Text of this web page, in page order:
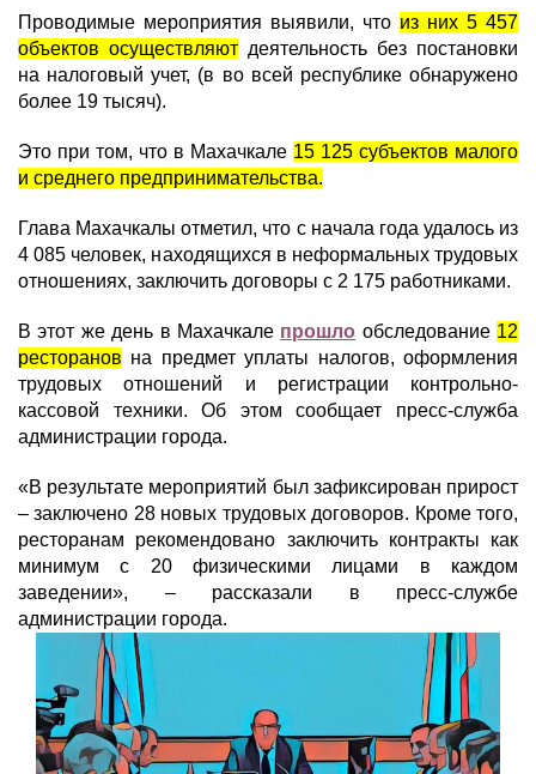
Проводимые мероприятия выявили, что из них 5 457
объектов осуществляют деятельность без постановки
на налоговый учет, (в во всей республике обнаружено
более 19 тысяч).
Это при том, что в Махачкале 15 125 субъектов малого
и среднего предпринимательства.
Глава Махачкалы отметил, что с начала года удалось из
4 085 человек, находящихся в неформальных трудовых
отношениях, заключить договоры с 2 175 работниками.
В этот же день в Махачкале прошло обследование 12
ресторанов на предмет уплаты налогов, оформления
трудовых отношений и регистрации контрольно-
кассовой техники. Об этом сообщает пресс-служба
администрации города.
«В результате мероприятий был зафиксирован прирост
– заключено 28 новых трудовых договоров. Кроме того,
ресторанам рекомендовано заключить контракты как
минимум с 20 физическими лицами в каждом
заведении», – рассказали в пресс-службе
администрации города.